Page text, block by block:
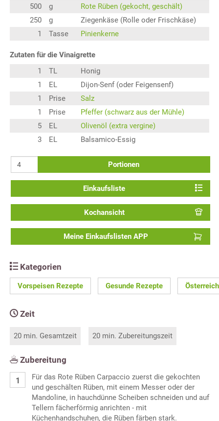
500 g
Rote Rüben (gekocht, geschält)
250
g
Ziegenkäse (Rolle oder Frischkäse)
1
Tasse Pinienkerne
Zutaten für die Vinaigrette
1
TL
Honig
1
EL
Dijon-Senf (oder Feigensenf)
1
Prise
Salz
1
Prise
Pfeffer (schwarz aus der Mühle)
5
EL
Olivenöl (extra vergine)
3
EL Balsamico-Essig
Portionen
Einkaufsliste
Kochansicht
Meine Einkaufslisten APP
Kategorien
Vorspeisen Rezepte Gesunde Rezepte
Zeit
20 min. Gesamtzeit 20 min. Zubereitungszeit
Zubereitung
Für das Rote Rüben Carpaccio zuerst die gekochten
und geschälten Rüben, mit einem Messer oder der
Mandoline, in hauchdünne Scheiben schneiden und auf
Tellern fächerförmig anrichten - mit
Küchenhandschuhen, die Rüben färben stark.